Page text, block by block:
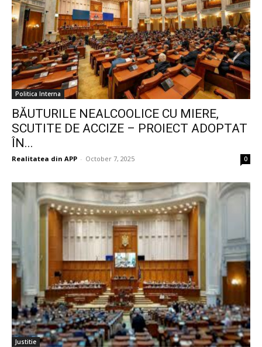
Politica Interna
BĂUTURILE NEALCOOLICE CU MIERE,
SCUTITE DE ACCIZE – PROIECT ADOPTAT
ÎN...
Realitatea din APP - October 7, 2025 0
Justitie